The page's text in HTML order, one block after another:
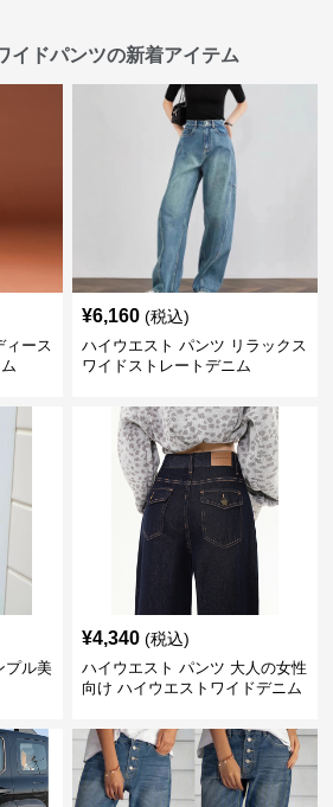
イドパンツの新着アイテム
ィース
¥6,160 (税込)
ハイウエスト パンツ リラックス
ワイドストレートデニム
プル美
¥4,340 (税込)
ハイウエスト パンツ 大人の女性
向け ハイウエストワイドデニム